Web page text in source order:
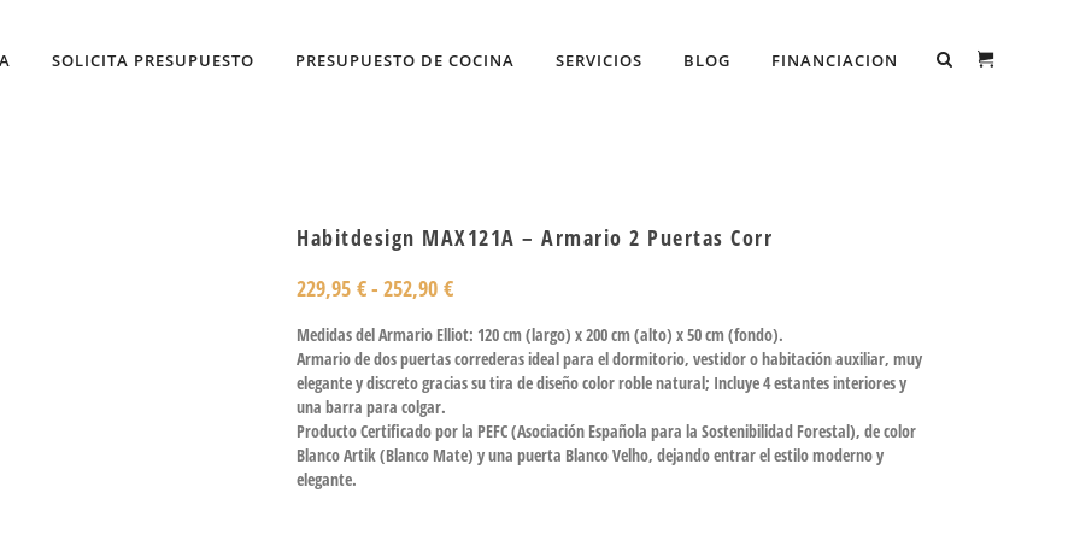
SOLICITA PRESUPUESTO PRESUPUESTO DE COCINA SERVICIOS BLOG FINANCIACION
Habitdesign MAX121A – Armario 2 Puertas Corr
229,95 €- 252,90 €
Medidas del Armario Elliot: 120 cm (largo) x 200 cm (alto) x 50 cm (fondo).
Armario de dos puertas correderas ideal para el dormitorio, vestidor o habitación auxiliar, muy
elegante y discreto gracias su tira de diseño color roble natural; Incluye 4 estantes interiores y
una barra para colgar.
Producto Certificado por la PEFC (Asociación Española para la Sostenibilidad Forestal), de color
Blanco Artik (Blanco Mate) y una puerta Blanco Velho, dejando entrar el estilo moderno y
elegante.